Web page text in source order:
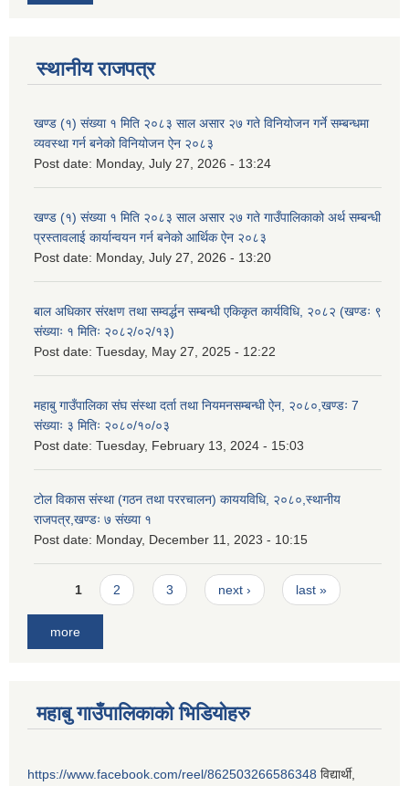
स्थानीय राजपत्र
खण्ड (१) संख्या १ मिति २०८३ साल असार २७ गते विनियोजन गर्ने सम्बन्धमा
व्यवस्था गर्न बनेको विनियोजन ऐन २०८३
Post date: Monday, July 27, 2026 - 13:24
खण्ड (१) संख्या १ मिति २०८३ साल असार २७ गते गाउँपालिकाको अर्थ सम्बन्धी
प्रस्तावलाई कार्यान्वयन गर्न बनेको आर्थिक ऐन २०८३
Post date: Monday, July 27, 2026 - 13:20
बाल अधिकार संरक्षण तथा सम्वर्द्धन सम्बन्धी एकिकृत कार्यविधि, २०८२ (खण्डः ९
संख्याः १ मितिः २०८२/०२/१३)
Post date: Tuesday, May 27, 2025 - 12:22
महाबु गाउँपालिका संघ संस्था दर्ता तथा नियमनसम्बन्धी ऐन, २०८०,खण्डः 7
संख्याः ३ मितिः २०८०/१०/०३
Post date: Tuesday, February 13, 2024 - 15:03
टोल विकास संस्था (गठन तथा पररचालन) काययविधि, २०८०,स्थानीय
राजपत्र,खण्डः ७ संख्या १
Post date: Monday, December 11, 2023 - 10:15
Pages
1 2 3 next › last »
more
महाबु गाउँपालिकाको भिडियोहरु
https://www.facebook.com/reel/862503266586348 विद्यार्थी,